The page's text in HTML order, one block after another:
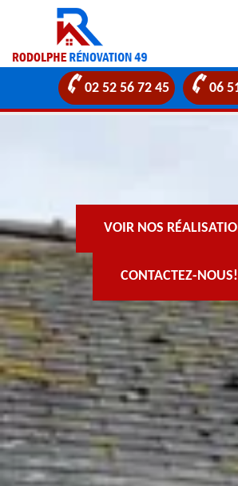
02 52 56 72 45 06
VOIR NOS
CONTACTEZ-NOUS!